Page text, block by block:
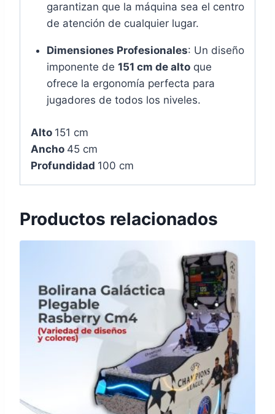
garantizan que la máquina sea el centro
de atención de cualquier lugar.
Dimensiones Profesionales: Un diseño
imponente de 151 cm de altoque
ofrece la ergonomía perfecta para
jugadores de todos los niveles.
Alto 151 cm
Ancho 45 cm
Profundidad 100 cm
Productos relacionados